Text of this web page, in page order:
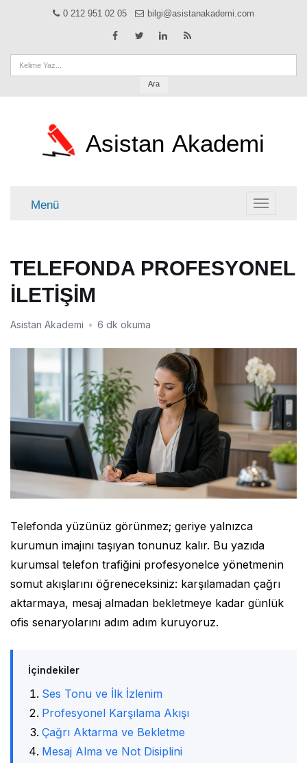
0 212 951 02 05 bilgi@asistanakademi.com
Ara
Asistan Akademi
Menü Menü
TELEFONDA PROFESYONEL
İLETİŞİM
Asistan Akademi • 6 dk okuma
Telefonda yüzünüz görünmez; geriye yalnızca
kurumun imajını taşıyan tonunuz kalır. Bu yazıda
kurumsal telefon trafiğini profesyonelce yönetmenin
somut akışlarını öğreneceksiniz: karşılamadan çağrı
aktarmaya, mesaj almadan bekletmeye kadar günlük
ofis senaryolarını adım adım kuruyoruz.
İçindekiler
Ses Tonu ve İlk İzlenim
Profesyonel Karşılama Akışı
Çağrı Aktarma ve Bekletme
Mesaj Alma ve Not Disiplini